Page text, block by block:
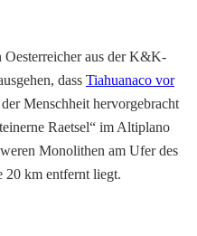
Oesterreicher aus der K&K-
dass Tiahuanaco vor
Menschheit hervorgebracht
Raetsel“ im Altiplano
Monolithen am Ufer des
20 km entfernt liegt.